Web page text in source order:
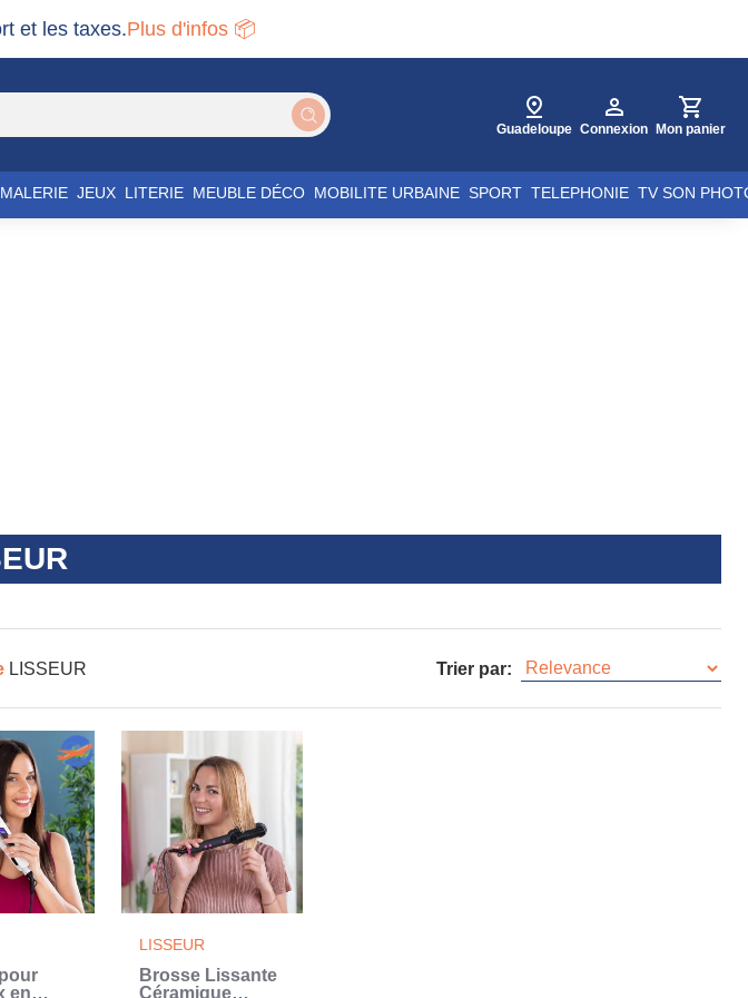
et les taxes.Plus d'infos 📦
Guadeloupe Connexion Mon panier
JEUX LITERIE MEUBLE DÉCO MOBILITE URBAINE SPORT TELEPHONIE TV SON
LISSEUR Trier par:
en
LISSEUR
Brosse Lissante
Céramique